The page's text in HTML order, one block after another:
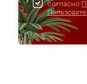
согласно